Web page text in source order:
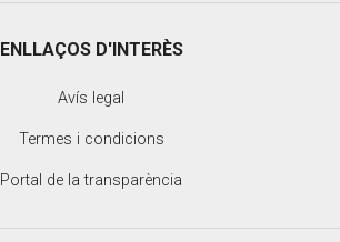
ENLLAÇOS D'INTERÈS
Avís legal
Termes i condicions
Portal de la transparència